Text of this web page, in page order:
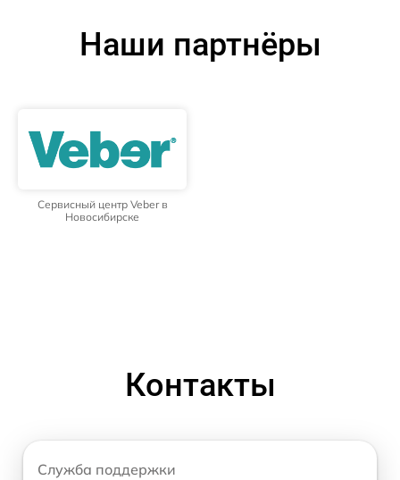
Наши партнёры
Сервисный центр Veber в
Новосибирске
Контакты
Служба поддержки